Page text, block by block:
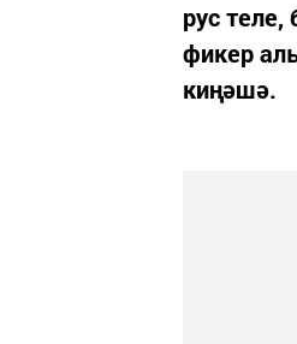
рус
фикер
киңәшә.